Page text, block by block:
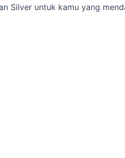
Silver untuk kamu yang